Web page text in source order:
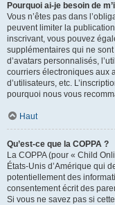
Pourquoi ai-je besoin de
Vous n’êtes pas dans
peuvent limiter la
inscrivant, vous pouvez
supplémentaires qui ne
d’avatars personnalisés,
courriers électroniques aux
d’utilisateurs, etc.
pourquoi nous vous
Haut
Qu’est-ce que la COPPA ?
La COPPA (pour « Child
États-Unis d’Amérique qui
potentiellement des
consentement écrit des
Si vous ne savez pas si